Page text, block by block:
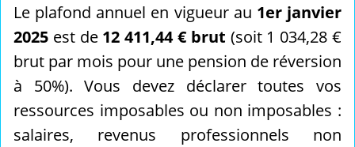
Le plafond annuel en vigueur au 1er janvier
2025 est de 12 411,44 € brut (soit 1 034,28 €
brut par mois pour une pension de réversion
à 50%). Vous devez déclarer toutes vos
ressources imposables ou non imposables :
salaires, revenus professionnels non